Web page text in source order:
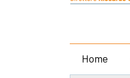
Home